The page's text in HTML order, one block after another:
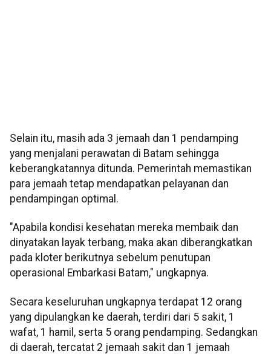
Selain itu, masih ada 3 jemaah dan 1 pendamping
yang menjalani perawatan di Batam sehingga
keberangkatannya ditunda. Pemerintah memastikan
para jemaah tetap mendapatkan pelayanan dan
pendampingan optimal.
"Apabila kondisi kesehatan mereka membaik dan
dinyatakan layak terbang, maka akan diberangkatkan
pada kloter berikutnya sebelum penutupan
operasional Embarkasi Batam," ungkapnya.
Secara keseluruhan ungkapnya terdapat 12 orang
yang dipulangkan ke daerah, terdiri dari 5 sakit, 1
wafat, 1 hamil, serta 5 orang pendamping. Sedangkan
di daerah, tercatat 2 jemaah sakit dan 1 jemaah